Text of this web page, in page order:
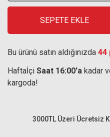
SEPETE EKLE
Bu ürünü satın aldığınızda 44
Haftaİçi Saat 16:00'a kadar
kargoda!
3000TL Üzeri Ücretsiz